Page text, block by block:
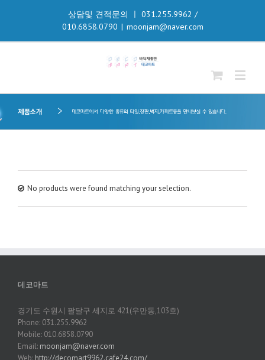
상담및 견적문의 ㅣ 031.255.9962 /
010.6858.0790 | moonjam@naver.com
No products were found matching your selection.
데코마트
경기도 수원시 팔달구 세지로 421(우만동,103호)
Phone: 031.255.9962
Mobile: 010.6858.0790
Email: moonjam@naver.com